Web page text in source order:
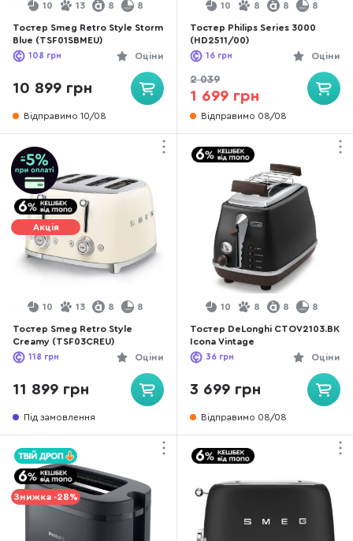
10 13 8 8
Тостер Smeg Retro Style Storm
Blue (TSF01SBMEU)
Оціни
108 грн
10 899 грн
Відправимо 10/08
10 8 8 8
Тостер Philips Series 3000
(HD2511/00)
Оціни
16 грн
2 039
1 699 грн
Відправимо 08/08
Акція
10 13 8 8
Тостер Smeg Retro Style
Creamy (TSF03CREU)
Оціни
118 грн
11 899 грн
Під замовлення
10 8 8 8
Тостер DeLonghi CTOV2103.BK
Icona Vintage
Оціни
36 грн
3 699 грн
Відправимо 08/08
Знижка -28%